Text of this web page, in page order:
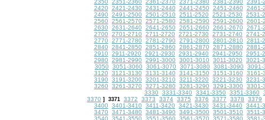
2350
2351-2360 2361-2370 2371-2380 2381-2390
2391-
2420
2421-2430 2431-2440 2441-2450 2451-2460
2461-
2490
2491-2500 2501-2510 2511-2520 2521-2530
2531-
2560
2561-2570 2571-2580 2581-2590 2591-2600
2601-
2630
2631-2640 2641-2650 2651-2660 2661-2670
2671-
2700
2701-2710 2711-2720 2721-2730 2731-2740
2741-
2770
2771-2780 2781-2790 2791-2800 2801-2810
2811-
2840
2841-2850 2851-2860 2861-2870 2871-2880
2881-
2910
2911-2920 2921-2930 2931-2940 2941-2950
2951-
2980
2981-2990 2991-3000 3001-3010 3011-3020
3021-
3050
3051-3060 3061-3070 3071-3080 3081-3090
3091-
3120
3121-3130 3131-3140 3141-3150 3151-3160
3161-
3190
3191-3200 3201-3210 3211-3220 3221-3230
3231-
3260
3261-3270 3271-3280 3281-3290 3291-3300
3301-
3330
3331-3340 3341-3350 3351-3360
3370 ] 3371 3372 3373 3374 3375 3376 3377 3378
3379
3400
3401-3410 3411-3420 3421-3430 3431-3440
3441-
3470
3471-3480 3481-3490 3491-3500 3501-3510
3511-
3540
3541-3550 3551-3560 3561-3570 3571-3580 3581-